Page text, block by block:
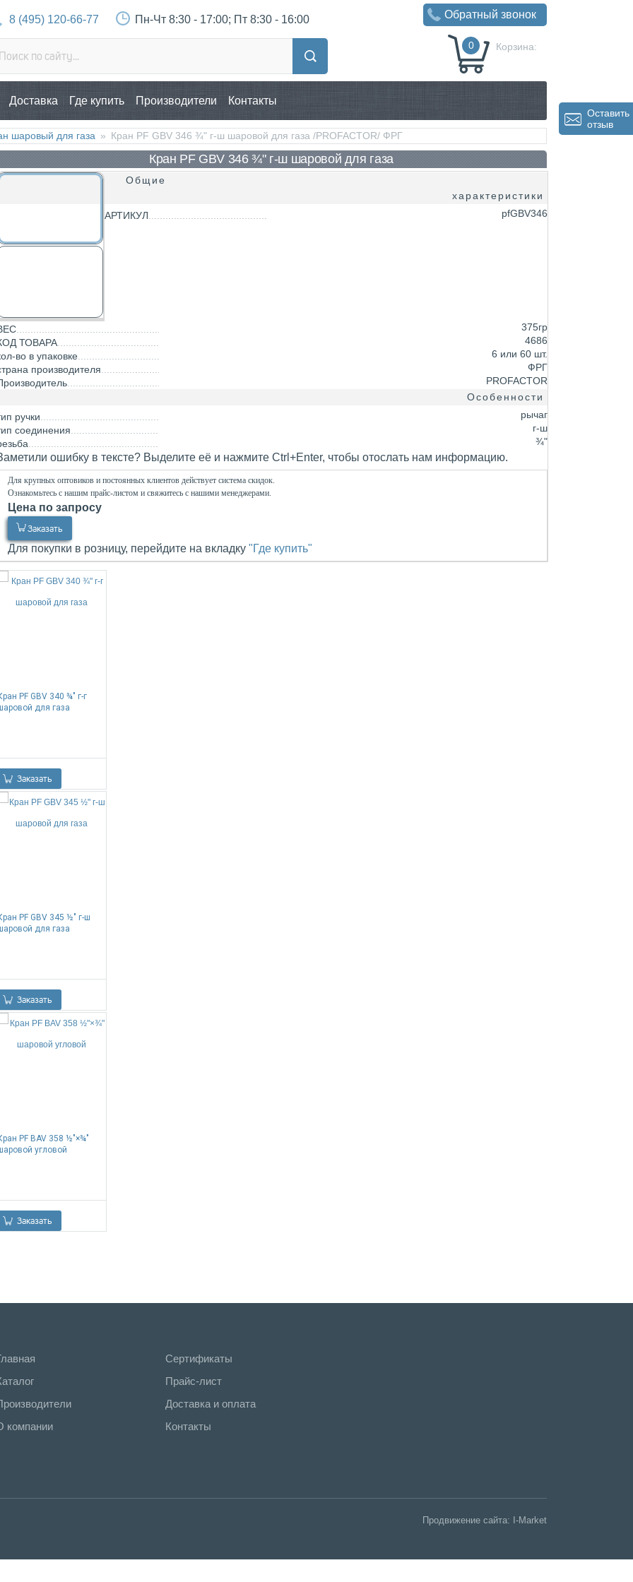
Корзина:
0
8 (495) 120-66-77 Пн-Чт 8:30 - 17:00; Пт 8:30 - 16:00 Обратный звонок
Доставка Где купить Производители Контакты
шаровый для газа » Кран PF GBV 346 ¾" г-ш шаровой для газа /PROFACTOR/ ФРГ
Кран PF GBV 346 ¾" г-ш шаровой для газа
Общие
характеристики
АРТИКУЛ
pfGBV346
375гр
ТОВАРА
4686
во в упаковке
6 или 60 шт.
производителя
ФРГ
PROFACTOR
Особенности
ручки
рычаг
соединения
г-ш
¾"
ошибку в тексте? Выделите её и нажмите Ctrl+Enter, чтобы отослать нам информацию.
Для крупных оптовиков и постоянных клиентов действует система скидок.
Ознакомьтесь с нашим прайс-листом и свяжитесь с нашими менеджерами.
Цена по запросу
Заказать
Для покупки в розницу, перейдите на вкладку "Где купить"
PF GBV 340 ¾" г-г
для газа
Заказать
PF GBV 345 ½" г-ш
для газа
Заказать
PF BAV 358 ½"×¾"
угловой
Заказать
компании
Сертификаты
Прайс-лист
Доставка и оплата
Контакты
Продвижение сайта: I-Market
Оставить
отзыв